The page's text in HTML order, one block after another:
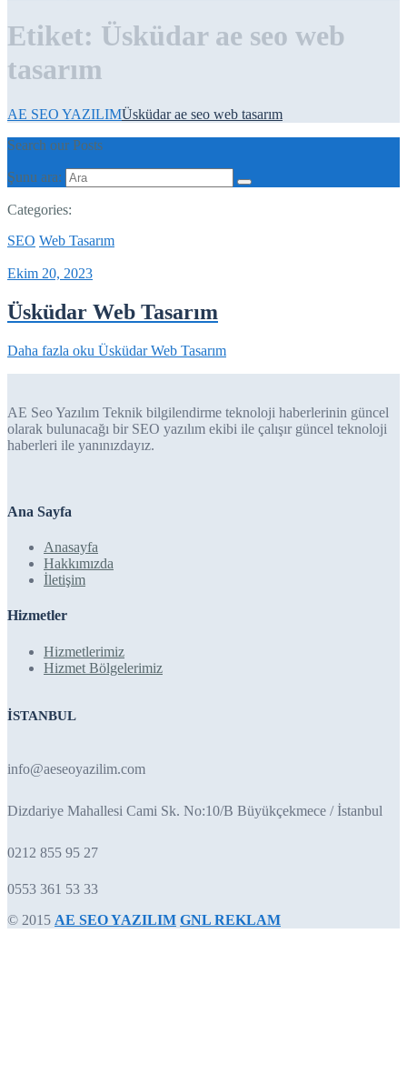
Etiket: Üsküdar ae seo web
tasarım
AE SEO YAZILIMÜsküdar ae seo web tasarım
Search our Posts
Şunu ara:
Categories:
SEO Web Tasarım
Ekim 20, 2023
Üsküdar Web Tasarım
Daha fazla oku Üsküdar Web Tasarım
AE Seo Yazılım Teknik bilgilendirme teknoloji haberlerinin güncel
olarak bulunacağı bir SEO yazılım ekibi ile çalışır güncel teknoloji
haberleri ile yanınızdayız.
Ana Sayfa
Anasayfa
Hakkımızda
İletişim
Hizmetler
Hizmetlerimiz
Hizmet Bölgelerimiz
İSTANBUL
info@aeseoyazilim.com
Dizdariye Mahallesi Cami Sk. No:10/B Büyükçekmece / İstanbul
0212 855 95 27
0553 361 53 33
© 2015 AE SEO YAZILIM GNL REKLAM